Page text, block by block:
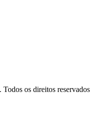
os direitos reservados